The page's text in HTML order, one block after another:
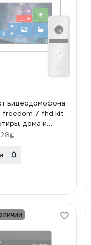
видеодомофона
freedom 7 fhd kit
дома и